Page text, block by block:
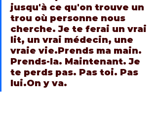
jusqu'à ce qu'on trouve un
trou où personne nous
cherche. Je te ferai un vrai
lit, un vrai médecin, une
vraie vie.Prends ma main.
Prends-la. Maintenant. Je
te perds pas. Pas toi. Pas
lui.On y va.